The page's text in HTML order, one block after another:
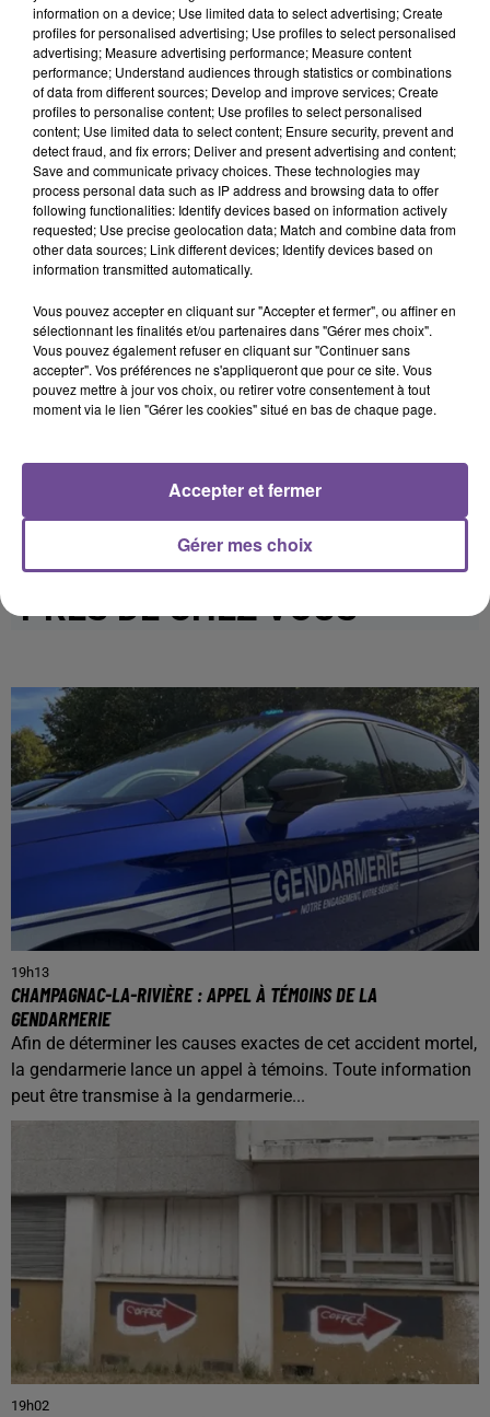
20h47
20h47
TEDDY SWIMS
Mr Know It All
20h43
20h43
RAYE
Where Is My Husband
20h39
20h39
Hello
Cet élément est masqué compte-tenu du refus du
dépôt de cookies que vous avez exprimé. Si vous
souhaitez l'afficher, merci de nous donner votre accord
en cliquant sur le bouton ci-dessous.
PRÈS DE CHEZ VOUS
19h13
CHAMPAGNAC-LA-RIVIÈRE : APPEL À TÉMOINS DE LA
GENDARMERIE
Afin de déterminer les causes exactes de cet accident mortel,
la gendarmerie lance un appel à témoins. Toute information
peut être transmise à la gendarmerie...
19h02
information on a device; Use limited data to select advertising; Create
profiles for personalised advertising; Use profiles to select personalised
advertising; Measure advertising performance; Measure content
performance; Understand audiences through statistics or combinations
of data from different sources; Develop and improve services; Create
profiles to personalise content; Use profiles to select personalised
content; Use limited data to select content; Ensure security, prevent and
detect fraud, and fix errors; Deliver and present advertising and content;
Save and communicate privacy choices. These technologies may
process personal data such as IP address and browsing data to offer
following functionalities: Identify devices based on information actively
requested; Use precise geolocation data; Match and combine data from
other data sources; Link different devices; Identify devices based on
information transmitted automatically.
Vous pouvez accepter en cliquant sur "Accepter et fermer", ou affiner en
sélectionnant les finalités et/ou partenaires dans "Gérer mes choix".
Vous pouvez également refuser en cliquant sur "Continuer sans
accepter". Vos préférences ne s'appliqueront que pour ce site. Vous
pouvez mettre à jour vos choix, ou retirer votre consentement à tout
moment via le lien "Gérer les cookies" situé en bas de chaque page.
Gérer mes choix
Accepter et fermer